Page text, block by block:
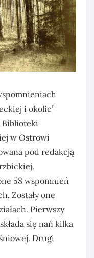
i okolic”
Biblioteki
w Ostrowi
pod redakcją
58 wspomnień
Zostały one
Pierwszy
się nań kilka
Drugi